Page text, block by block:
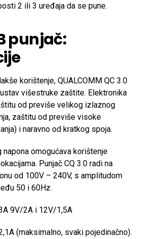
2 ili 3 uređaja da se pune.
punjač:
korištenje, QUALCOMM QC 3.0
višestruke zaštite. Elektronika
od previše velikog izlaznog
zaštitu od previše visoke
i naravno od kratkog spoja.
omogućava korištenje
Punjač CQ 3.0 radi na
od 100V – 240V, s amplitudom
50 i 60Hz.
9V/2A i 12V/1,5A
(maksimalno, svaki pojedinačno).